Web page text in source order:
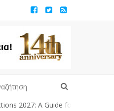
A Guide for Greeks Living Abroad